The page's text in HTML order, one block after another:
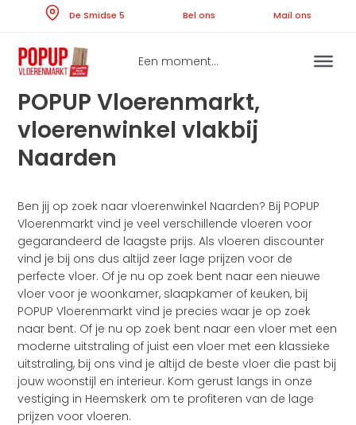
content
De Smidse 5
Een moment...
POPUP Vloerenmarkt,
vloerenwinkel vlakbij
Naarden
Ben jij op zoek naar vloerenwinkel Naarden? Bij POPUP
Vloerenmarkt vind je veel verschillende vloeren voor
gegarandeerd de laagste prijs. Als vloeren discounter
vind je bij ons dus altijd zeer lage prijzen voor de
perfecte vloer. Of je nu op zoek bent naar een nieuwe
vloer voor je woonkamer, slaapkamer of keuken, bij
POPUP Vloerenmarkt vind je precies waar je op zoek
naar bent. Of je nu op zoek bent naar een vloer met een
moderne uitstraling of juist een vloer met een klassieke
uitstraling, bij ons vind je altijd de beste vloer die past bij
jouw woonstijl en interieur. Kom gerust langs in onze
vestiging in Heemskerk om te profiteren van de lage
prijzen voor vloeren.